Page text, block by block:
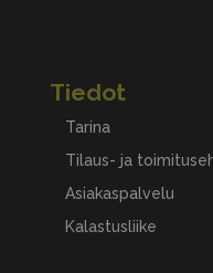
Tiedot
Tarina
Tilaus- ja
Asiakaspalvelu
Kalastusliike